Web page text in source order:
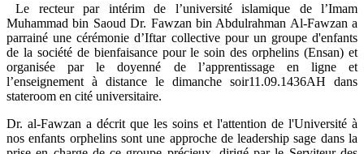
​ Le recteur par intérim de l’université islamique de l’Imam
Muhammad bin Saoud Dr. Fawzan bin Abdulrahman Al-Fawzan a
parrainé une cérémonie d’Iftar collective pour un groupe d'enfants
de la société de bienfaisance pour le soin des orphelins (Ensan) et
organisée par le doyenné de l’apprentissage en ligne et
l’enseignement à distance le dimanche soir11.09.1436AH dans
stateroom en cité universitaire.
Dr. al-Fawzan a décrit que les soins et l'attention de l'Université à
nos enfants orphelins sont une approche de leadership sage dans la